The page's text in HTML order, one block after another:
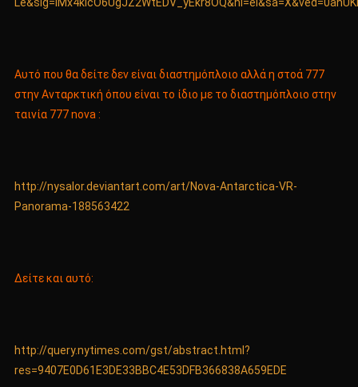
Αυτό που θα δείτε δεν είναι διαστημόπλοιο αλλά η στοά 777
στην Ανταρκτική όπου είναι το ίδιο με το διαστημόπλοιο στην
ταινία 777 nova :
http://nysalor.deviantart.com/art/Nova-Antarctica-VR-
Panorama-188563422
Δείτε και αυτό:
http://query.nytimes.com/gst/abstract.html?
res=9407E0D61E3DE33BBC4E53DFB366838A659EDE